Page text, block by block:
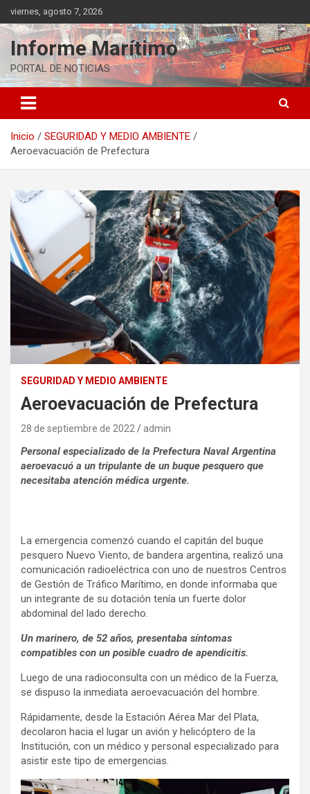
Saltar
al
contenido
viernes, agosto 7, 2026
Informe Marítimo
PORTAL DE NOTICIAS
Inicio
SEGURIDAD Y MEDIO AMBIENTE
Aeroevacuación de Prefectura
SEGURIDAD Y MEDIO AMBIENTE
Aeroevacuación de Prefectura
28 de septiembre de 2022 admin
Personal especializado de la Prefectura Naval Argentina
aeroevacuó a un tripulante de un buque pesquero que
necesitaba atención médica urgente.
La emergencia comenzó cuando el capitán del buque
pesquero Nuevo Viento, de bandera argentina, realizó una
comunicación radioeléctrica con uno de nuestros Centros
de Gestión de Tráfico Marítimo, en donde informaba que
un integrante de su dotación tenía un fuerte dolor
abdominal del lado derecho.
Un marinero, de 52 años, presentaba síntomas
compatibles con un posible cuadro de apendicitis.
Luego de una radioconsulta con un médico de la Fuerza,
se dispuso la inmediata aeroevacuación del hombre.
Rápidamente, desde la Estación Aérea Mar del Plata,
decolaron hacia el lugar un avión y helicóptero de la
Institución, con un médico y personal especializado para
asistir este tipo de emergencias.